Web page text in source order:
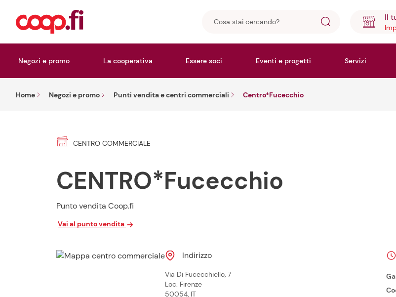
stai
Il
Negozi e promo La cooperativa Essere soci Eventi e progetti Servizi
Home Negozi e promo Punti vendita e centri commerciali Centro*Fucecchio
CENTRO COMMERCIALE
CENTRO*Fucecchio
Punto vendita Coop.fi
Vai al punto vendita
Indirizzo
Via Di Fucecchiello, 7
Loc. Firenze
50054, IT